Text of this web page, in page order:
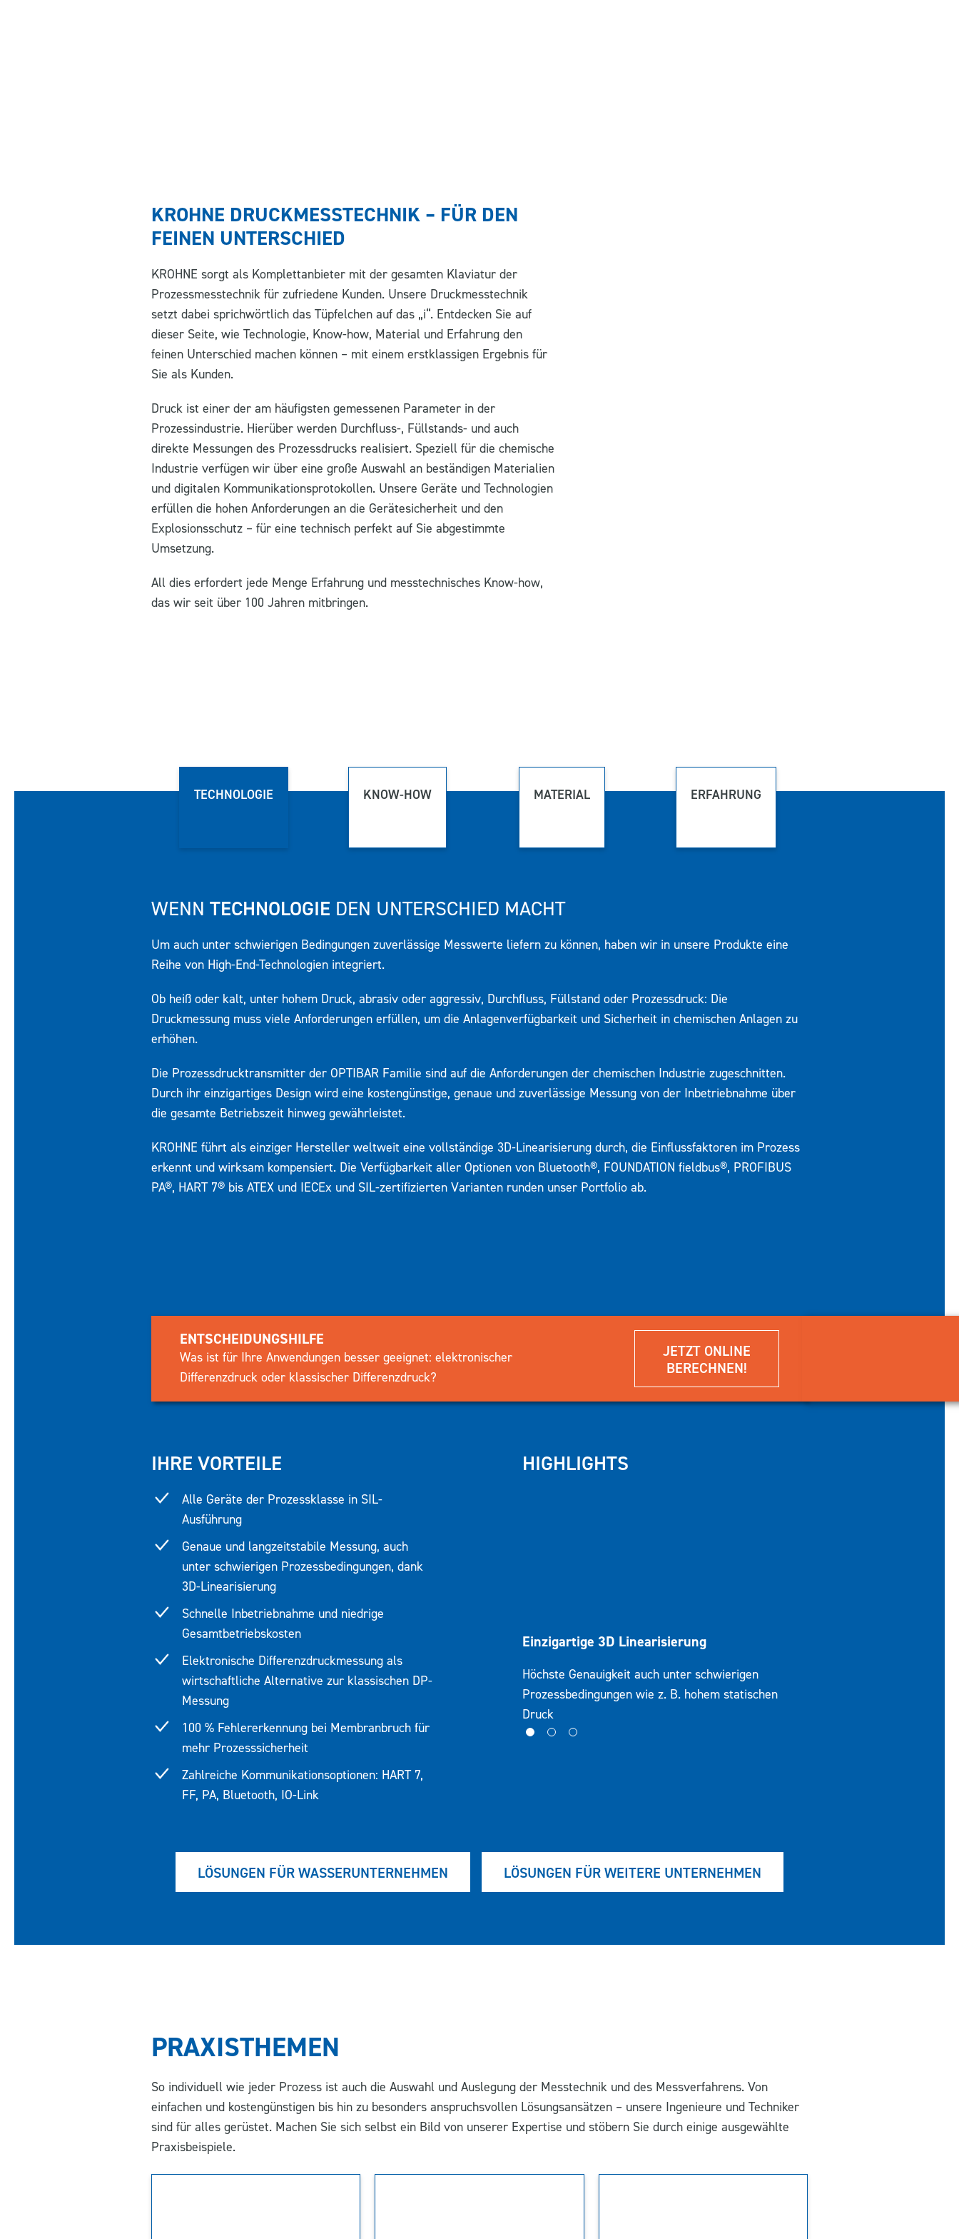
KROHNE DRUCKMESSTECHNIK – FÜR DEN
FEINEN UNTERSCHIED
KROHNE sorgt als Komplettanbieter mit der gesamten Klaviatur der
Prozessmesstechnik für zufriedene Kunden. Unsere Druckmesstechnik
setzt dabei sprichwörtlich das Tüpfelchen auf das „i“. Entdecken Sie auf
dieser Seite, wie Technologie, Know-how, Material und Erfahrung den
feinen Unterschied machen können – mit einem erstklassigen Ergebnis für
Sie als Kunden.
Druck ist einer der am häufigsten gemessenen Parameter in der
Prozessindustrie. Hierüber werden Durchfluss-, Füllstands- und auch
direkte Messungen des Prozessdrucks realisiert. Speziell für die chemische
Industrie verfügen wir über eine große Auswahl an beständigen Materialien
und digitalen Kommunikationsprotokollen. Unsere Geräte und Technologien
erfüllen die hohen Anforderungen an die Gerätesicherheit und den
Explosionsschutz – für eine technisch perfekt auf Sie abgestimmte
Umsetzung.
All dies erfordert jede Menge Erfahrung und messtechnisches Know-how,
das wir seit über 100 Jahren mitbringen.
TECHNOLOGIE KNOW-HOW MATERIAL ERFAHRUNG
WENN TECHNOLOGIE DEN UNTERSCHIED MACHT
Um auch unter schwierigen Bedingungen zuverlässige Messwerte liefern zu können, haben wir in unsere Produkte eine
Reihe von High-End-Technologien integriert.
Ob heiß oder kalt, unter hohem Druck, abrasiv oder aggressiv, Durchfluss, Füllstand oder Prozessdruck: Die
Druckmessung muss viele Anforderungen erfüllen, um die Anlagenverfügbarkeit und Sicherheit in chemischen Anlagen zu
erhöhen.
Die Prozessdrucktransmitter der OPTIBAR Familie sind auf die Anforderungen der chemischen Industrie zugeschnitten.
Durch ihr einzigartiges Design wird eine kostengünstige, genaue und zuverlässige Messung von der Inbetriebnahme über
die gesamte Betriebszeit hinweg gewährleistet.
KROHNE führt als einziger Hersteller weltweit eine vollständige 3D-Linearisierung durch, die Einflussfaktoren im Prozess
erkennt und wirksam kompensiert. Die Verfügbarkeit aller Optionen von Bluetooth®, FOUNDATION fieldbus®, PROFIBUS
PA®, HART 7® bis ATEX und IECEx und SIL-zertifizierten Varianten runden unser Portfolio ab.
ENTSCHEIDUNGSHILFE
Was ist für Ihre Anwendungen besser geeignet: elektronischer
Differenzdruck oder klassischer Differenzdruck?
JETZT ONLINE
BERECHNEN!
IHRE VORTEILE
Alle Geräte der Prozessklasse in SIL-
Ausführung
Genaue und langzeitstabile Messung, auch
unter schwierigen Prozessbedingungen, dank
3D-Linearisierung
Schnelle Inbetriebnahme und niedrige
Gesamtbetriebskosten
Elektronische Differenzdruckmessung als
wirtschaftliche Alternative zur klassischen DP-
Messung
100 % Fehlererkennung bei Membranbruch für
mehr Prozesssicherheit
Zahlreiche Kommunikationsoptionen: HART 7,
FF, PA, Bluetooth, IO-Link
HIGHLIGHTS
Robustes, sicheres Produktdesign
Hohe Anlagensicherheit durch Überdruckschutz. Alle
Einzigartige 3D Linearisierung
Höchste Genauigkeit auch unter schwierigen
Prozessbedingungen wie z. B. hohem statischen
Druck
LÖSUNGEN FÜR WASSERUNTERNEHMEN LÖSUNGEN FÜR WEITERE UNTERNEHMEN
PRAXISTHEMEN
So individuell wie jeder Prozess ist auch die Auswahl und Auslegung der Messtechnik und des Messverfahrens. Von
einfachen und kostengünstigen bis hin zu besonders anspruchsvollen Lösungsansätzen – unsere Ingenieure und Techniker
sind für alles gerüstet. Machen Sie sich selbst ein Bild von unserer Expertise und stöbern Sie durch einige ausgewählte
Praxisbeispiele.